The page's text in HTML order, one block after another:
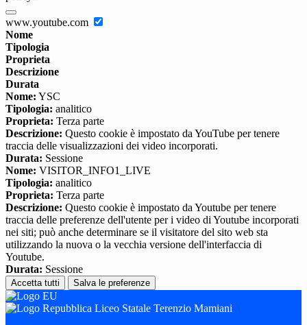
www.youtube.com
Nome
Tipologia
Proprieta
Descrizione
Durata
Nome: YSC
Tipologia: analitico
Proprieta: Terza parte
Descrizione: Questo cookie è impostato da YouTube per tenere
traccia delle visualizzazioni dei video incorporati.
Durata: Sessione
Nome: VISITOR_INFO1_LIVE
Tipologia: analitico
Proprieta: Terza parte
Descrizione: Questo cookie è impostato da Youtube per tenere
traccia delle preferenze dell'utente per i video di Youtube incorporati
nei siti; può anche determinare se il visitatore del sito web sta
utilizzando la nuova o la vecchia versione dell'interfaccia di
Youtube.
Durata: Sessione
Accetta tutti Salva le preferenze
Liceo Statale Terenzio Mamiani